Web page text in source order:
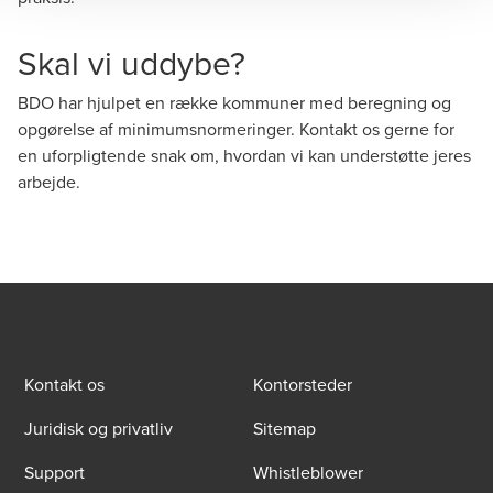
Skal vi uddybe?
BDO har hjulpet en række kommuner med beregning og
opgørelse af minimumsnormeringer. Kontakt os gerne for
en uforpligtende snak om, hvordan vi kan understøtte jeres
arbejde.
Kontakt os
Kontorsteder
Juridisk og privatliv
Sitemap
Support
Whistleblower